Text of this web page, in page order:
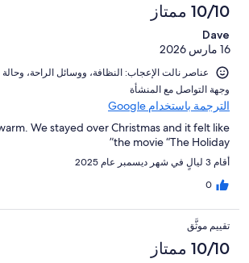
10/10 ممتاز
Dave
16 مارس 2026
و⁦جهة التواصل مع المنشأة⁩
الترجمة باستخدام Google
We stayed over Christmas and it felt like
the movie “The Holiday”
أقام 3 ليالٍ في شهر ديسمبر عام 2025
0
تقييم موثَّق
10/10 ممتاز